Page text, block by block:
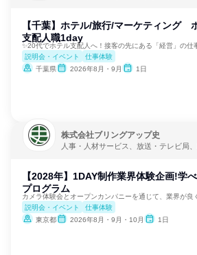
【千葉】ホテル/旅行/マーケティング
支配人職1day
✨20代でホテル支配人へ！接客の先にある「経営」の仕
説明会・イベント
仕事体験
千葉県
2026年8月・9月 1日
株式会社ブリングアップ史
人事・人材サービス、放送・テレビ局
【2028年】1DAY制作業界体験企画!学
プログラム
説明会・イベント
仕事体験
東京都
2026年8月・9月・10月 1日